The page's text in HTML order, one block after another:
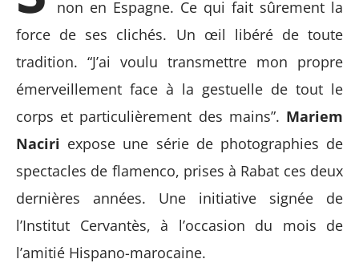
non en Espagne. Ce qui fait sûrement la
force de ses clichés. Un œil libéré de toute
tradition. “J’ai voulu transmettre mon propre
émerveillement face à la gestuelle de tout le
corps et particulièrement des mains”. Mariem
Naciri expose une série de photographies de
spectacles de flamenco, prises à Rabat ces deux
dernières années. Une initiative signée de
l’Institut Cervantès, à l’occasion du mois de
l’amitié Hispano-marocaine.